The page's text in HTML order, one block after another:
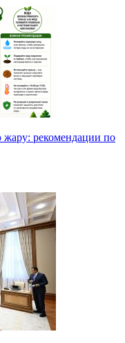
рекомендации по